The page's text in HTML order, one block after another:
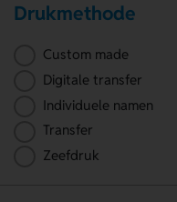
Drukmethode
Custom made
Digitale transfer
Individuele namen
Transfer
Zeefdruk